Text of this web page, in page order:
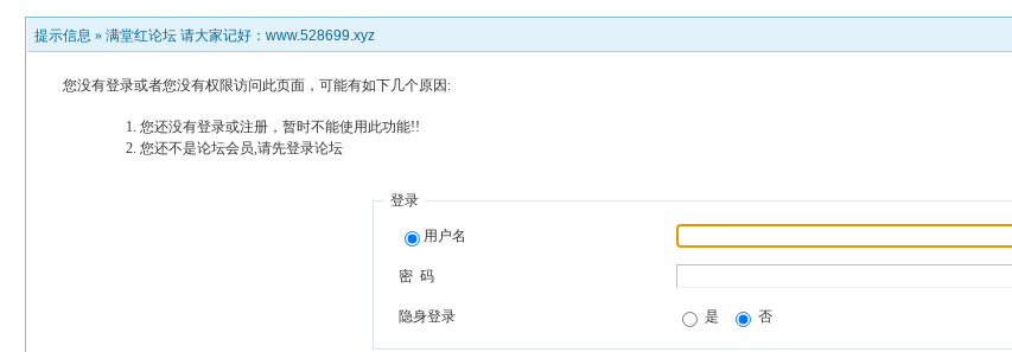
提示信息 » 满堂红论坛 请大家记好：www.528699.xyz
您没有登录或者您没有权限访问此页面，可能有如下几个原因:
您还没有登录或注册，暂时不能使用此功能!!
您还不是论坛会员,请先登录论坛
登录
用户名
密 码
隐身登录 是 否